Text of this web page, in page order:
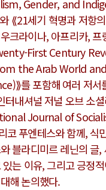
Gender, and
⟪21세기 혁명과 저항
크라이나, 아프리카, 프
First Century
the Arab World
)⟫를 포함해 여러 저서
터내셔널 저널 오브 소
Journal of
코 푸엔테스와 함께, 식
블라디미르 레닌의 글,
는 이유, 그리고 긍정
해 논의했다.